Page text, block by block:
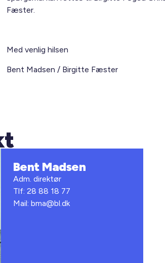
Fæster.
Med venlig hilsen
Bent Madsen / Birgitte Fæster
Bent Madsen
Adm. direktør
Tlf: 28 88 18 77
Mail: bma@bl.dk